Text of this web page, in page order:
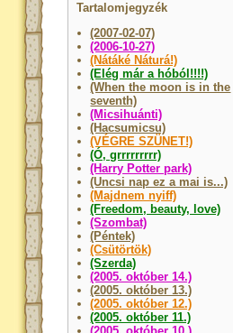
Tartalomjegyzék
(2007-02-07)
(2006-10-27)
(Nátáké Náturá!)
(Elég már a hóból!!!!)
(When the moon is in the
seventh)
(Micsihuánti)
(Hacsumicsu)
(VÉGRE SZÜNET!)
(Ó, grrrrrrrrr)
(Harry Potter park)
(Uncsi nap ez a mai is...)
(Majdnem nyiff)
(Freedom, beauty, love)
(Szombat)
(Péntek)
(Csütörtök)
(Szerda)
(2005. október 14.)
(2005. október 13.)
(2005. október 12.)
(2005. október 11.)